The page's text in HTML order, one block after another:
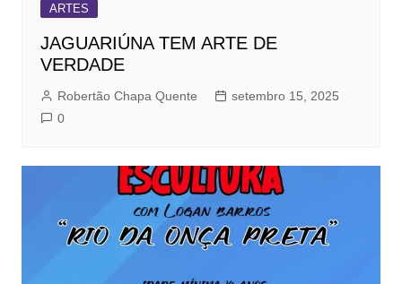
ARTES
JAGUARIÚNA TEM ARTE DE
VERDADE
Robertão Chapa Quente
setembro 15, 2025
0